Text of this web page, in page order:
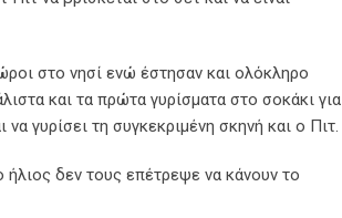
στο νησί ενώ έστησαν και ολόκληρο
και τα πρώτα γυρίσματα στο σοκάκι για
γυρίσει τη συγκεκριμένη σκηνή και ο Πιτ.
δεν τους επέτρεψε να κάνουν το